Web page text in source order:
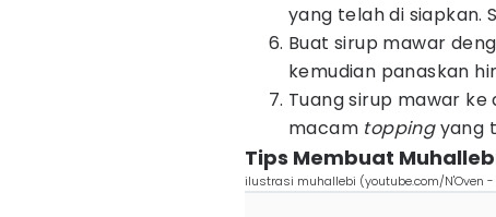
yang telah di siapkan.
Buat sirup mawar
kemudian panaskan
Tuang sirup mawar
macam toppingyang
Tips Membuat
ilustrasi muhallebi (youtube.com/N'Oven -